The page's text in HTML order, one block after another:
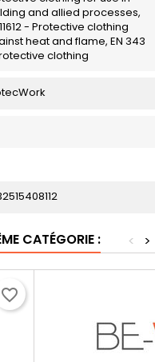
and allied processes,
- Protective clothing
heat and flame, EN 343
clothing
CATÉGORIE : >
<
favorite_border